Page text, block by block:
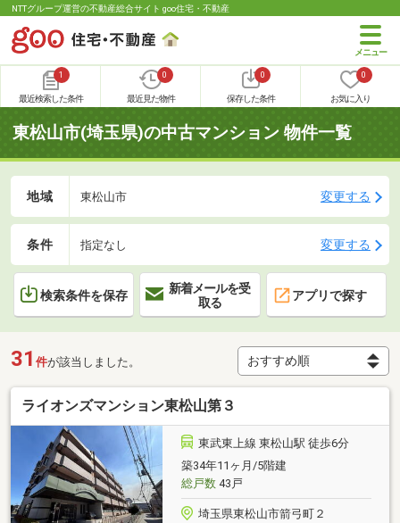
NTTグループ運営の不動産総合サイト goo住宅・不動産
1
最近検索した条件
0
最近見た物件
0
保存した条件
0
お気に入り
東松山市(埼玉県)の中古マンション 物件一覧
地域 東松山市 変更する
条件 指定なし 変更する
検索条件を保存
新着メールを受
取る
アプリで探す
31 件が該当しました。
ライオンズマンション東松山第３
東武東上線 東松山駅 徒歩6分
築34年11ヶ月/5階建
総戸数43戸
埼玉県東松山市箭弓町２